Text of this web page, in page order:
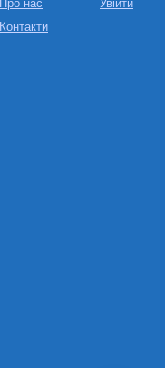
Про нас
Контакти
Увійти